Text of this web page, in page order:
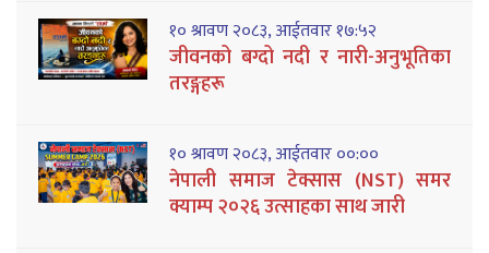
१० श्रावण २०८३, आईतवार १७:५२
जीवनको बग्दो नदी र नारी-अनुभूतिका
तरङ्गहरू
१० श्रावण २०८३, आईतवार ००:००
नेपाली समाज टेक्सास (NST) समर
क्याम्प २०२६ उत्साहका साथ जारी